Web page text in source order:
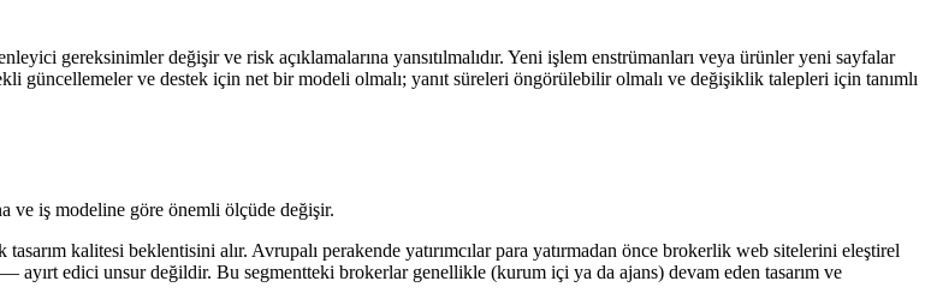
gereksinimler değişir ve risk açıklamalarına yansıtılmalıdır. Yeni işlem enstrümanları veya ürünler yeni sayfalar
güncellemeler ve destek için net bir modeli olmalı; yanıt süreleri öngörülebilir olmalı ve değişiklik talepleri için tanımlı
ve iş modeline göre önemli ölçüde değişir.
kalitesi beklentisini alır. Avrupalı perakende yatırımcılar para yatırmadan önce brokerlik web sitelerini eleştirel
ayırt edici unsur değildir. Bu segmentteki brokerlar genellikle (kurum içi ya da ajans) devam eden tasarım ve